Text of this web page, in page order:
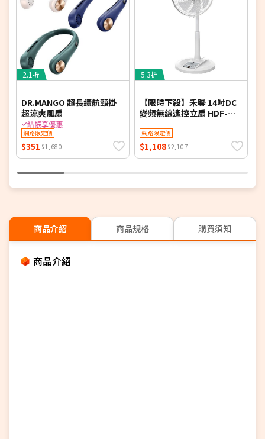
2.1折
DR.MANGO 超長續航頸掛
超涼爽風扇
結帳享優惠
網路限定價
$351 $1,680
5.3折
【限時下殺】禾聯 14吋DC
變頻無線遙控立扇 HDF-
14AH770/HDF-14AH780)
網路限定價
$1,108$2,107
商品介紹 商品規格 購買須知
商品介紹